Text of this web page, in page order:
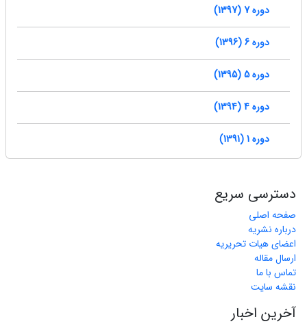
دوره 7 (1397)
دوره 6 (1396)
دوره 5 (1395)
دوره 4 (1394)
دوره 1 (1391)
دسترسی سریع
صفحه اصلی
درباره نشریه
اعضای هیات تحریریه
ارسال مقاله
تماس با ما
نقشه سایت
آخرین اخبار